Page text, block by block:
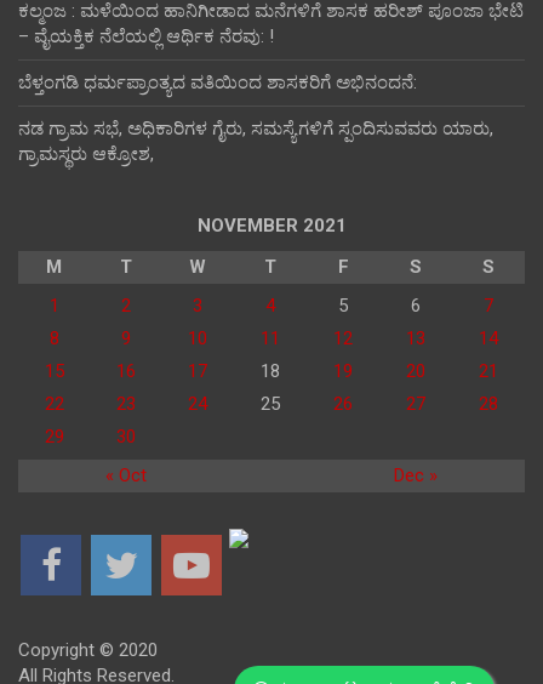
ಕಲ್ಮಂಜ : ಮಳೆಯಿಂದ ಹಾನಿಗೀಡಾದ ಮನೆಗಳಿಗೆ ಶಾಸಕ ಹರೀಶ್ ಪೂಂಜಾ ಭೇಟಿ
– ವೈಯಕ್ತಿಕ ನೆಲೆಯಲ್ಲಿ ಆರ್ಥಿಕ‌ ನೆರವು: !
ಬೆಳ್ತಂಗಡಿ ಧರ್ಮಪ್ರಾಂತ್ಯದ ವತಿಯಿಂದ ಶಾಸಕರಿಗೆ ಅಭಿನಂದನೆ:
ನಡ ಗ್ರಾಮ ಸಭೆ, ಅಧಿಕಾರಿಗಳ ಗೈರು, ಸಮಸ್ಯೆಗಳಿಗೆ ಸ್ಪಂದಿಸುವವರು ಯಾರು,
ಗ್ರಾಮಸ್ಥರು ಆಕ್ರೋಶ,
NOVEMBER 2021
M
T W T F S S
« Oct Dec »
1 2 3 4 5 6
7
8
9 10 11 12 13
14
15
16 17 18 19 20
21
22
23 24 25 26 27
28
29
30
Copyright © 2020
All Rights Reserved.